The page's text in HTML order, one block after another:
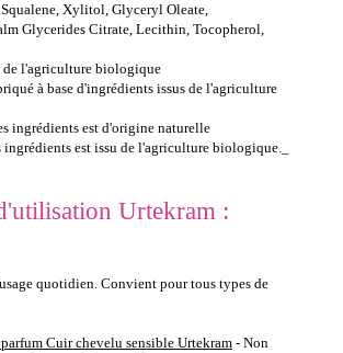
Xylitol, Glyceryl Oleate,
Glycerides Citrate, Lecithin, Tocopherol,
l'agriculture biologique
à base d'ingrédients issus de l'agriculture
ingrédients est d'origine naturelle
est issu de l'agriculture biologique._
Urtekram :
quotidien. Convient pour tous types de
Cuir chevelu sensible Urtekram - Non